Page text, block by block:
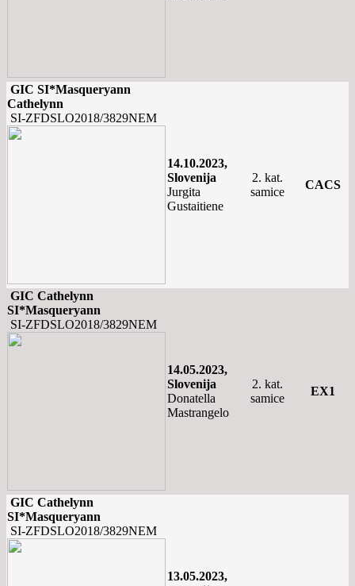
GIC SI*Masqueryann
Cathelynn
SI-ZFDSLO2018/3829NEM
14.10.2023,
Slovenija
Jurgita
Gustaitiene
2. kat.
samice
CACS
GIC Cathelynn
SI*Masqueryann
SI-ZFDSLO2018/3829NEM
14.05.2023,
Slovenija
Donatella
Mastrangelo
2. kat.
samice
EX1
GIC Cathelynn
SI*Masqueryann
SI-ZFDSLO2018/3829NEM
13.05.2023,